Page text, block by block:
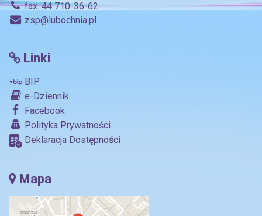
fax. 44 710-36-62
zsp@lubochnia.pl
Linki
BIP
e-Dziennik
Facebook
Polityka Prywatności
Deklaracja Dostępności
Mapa